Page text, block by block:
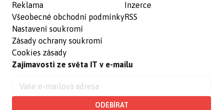
Reklama
Všeobecné obchodní podmínky
Nastavení soukromí
Zásady ochrany soukromí
Cookies zásady
Inzerce
RSS
Zajímavosti ze světa IT v e-mailu
ODEBÍRAT